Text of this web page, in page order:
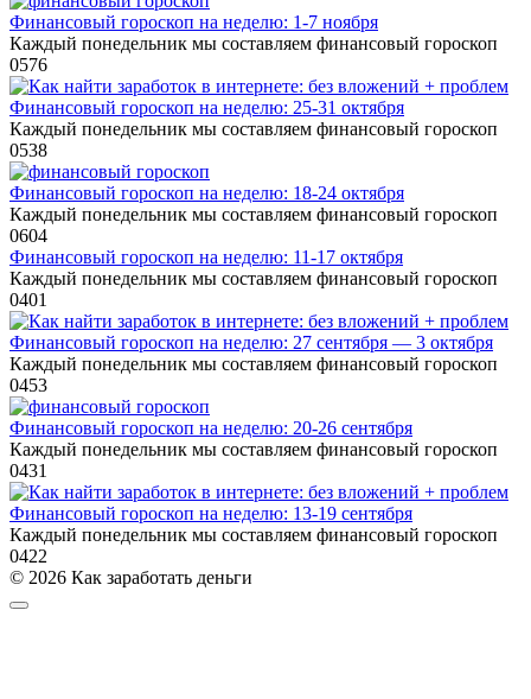
Финансовый гороскоп на неделю: 1-7 ноября
Каждый понедельник мы составляем финансовый гороскоп
0576
Финансовый гороскоп на неделю: 25-31 октября
Каждый понедельник мы составляем финансовый гороскоп
0538
Финансовый гороскоп на неделю: 18-24 октября
Каждый понедельник мы составляем финансовый гороскоп
0604
Финансовый гороскоп на неделю: 11-17 октября
Каждый понедельник мы составляем финансовый гороскоп
0401
Финансовый гороскоп на неделю: 27 сентября — 3 октября
Каждый понедельник мы составляем финансовый гороскоп
0453
Финансовый гороскоп на неделю: 20-26 сентября
Каждый понедельник мы составляем финансовый гороскоп
0431
Финансовый гороскоп на неделю: 13-19 сентября
Каждый понедельник мы составляем финансовый гороскоп
0422
© 2026 Как заработать деньги